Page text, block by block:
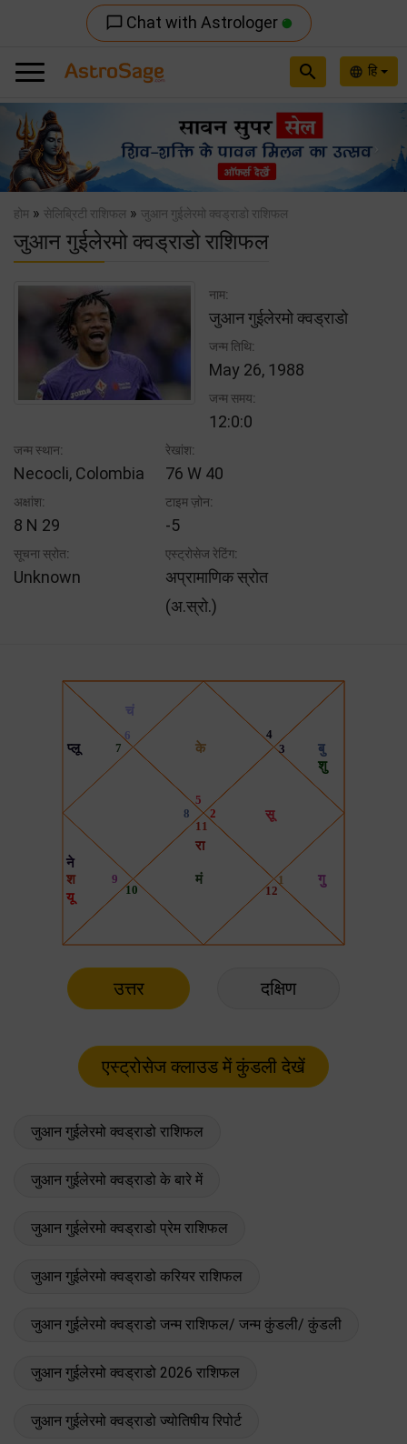
chat_bubble_outline Chat with Astrologer
language हि
search
Previous
होम » सेलिब्रिटी राशिफल » जुआन गुईलेरमो क्वड्राडो राशिफल
जुआन गुईलेरमो क्वड्राडो राशिफल
नाम:
जुआन गुईलेरमो क्वड्राडो
जन्म तिथि:
May 26, 1988
जन्म समय:
12:0:0
जन्म स्थान:
Necocli, Colombia
रेखांश:
76 W 40
अक्षांश:
8 N 29
टाइम ज़ोन:
-5
सूचना स्रोत:
Unknown
एस्ट्रोसेज रेटिंग:
अप्रामाणिक स्रोत
(अ.स्रो.)
उत्तर दक्षिण
जुआन गुईलेरमो क्वड्राडो राशिफल
जुआन गुईलेरमो क्वड्राडो के बारे में
जुआन गुईलेरमो क्वड्राडो प्रेम राशिफल
जुआन गुईलेरमो क्वड्राडो करियर राशिफल
जुआन गुईलेरमो क्वड्राडो जन्म राशिफल/ जन्म कुंडली/ कुंडली
जुआन गुईलेरमो क्वड्राडो 2026 राशिफल
जुआन गुईलेरमो क्वड्राडो ज्योतिषीय रिपोर्ट